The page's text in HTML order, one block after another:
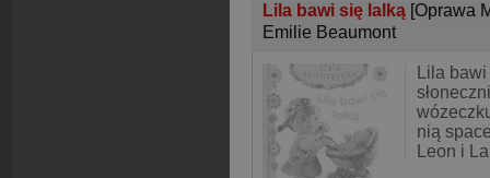
Lila bawi się lalką [Oprawa
Emilie Beaumont
Lila
nią
Leon i